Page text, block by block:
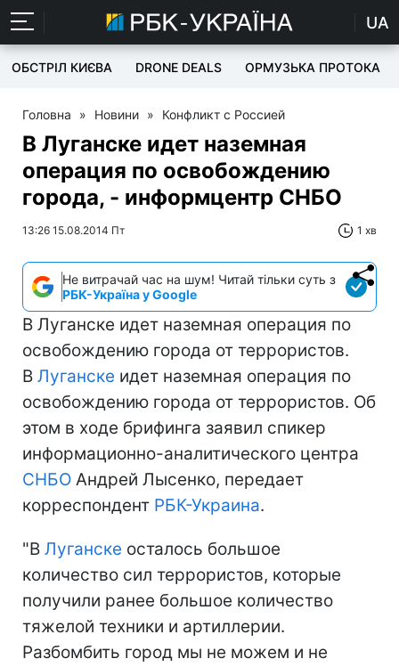
UA
ОБСТРІЛ КИЄВА DRONE DEALS ОРМУЗЬКА ПРОТОКА
Головна » Новини » Конфликт с Россией
В Луганске идет наземная
операция по освобождению
города, - информцентр СНБО
13:26 15.08.2014 Пт 1 хв
Не витрачай час на шум! Читай тільки суть з
РБК-Україна у Google
В Луганске идет наземная операция по
освобождению города от террористов.
В Луганске идет наземная операция по
освобождению города от террористов. Об
этом в ходе брифинга заявил спикер
информационно-аналитического центра
СНБО Андрей Лысенко, передает
корреспондент РБК-Украина.
"В Луганске осталось большое
количество сил террористов, которые
получили ранее большое количество
тяжелой техники и артиллерии.
Разбомбить город мы не можем и не